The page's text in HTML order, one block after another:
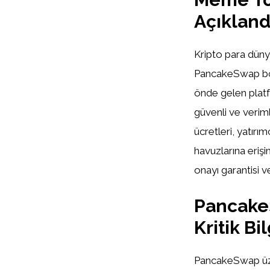
Kripto para
PancakeSwap
önde gelen
güvenli ve
ücretleri,
havuzlarına
onayı garantisi
Kritik
PancakeSwap